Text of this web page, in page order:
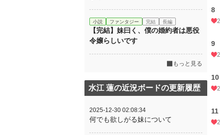
8
9
10
11
小説 ファンタジー 完結 長編
【完結】妹曰く、僕の婚約者は悪役
令嬢らしいです
もっと見る
水江 蓮の近況ボードの更新履歴
2025-12-30 02:08:34
何でも欲しがる妹について